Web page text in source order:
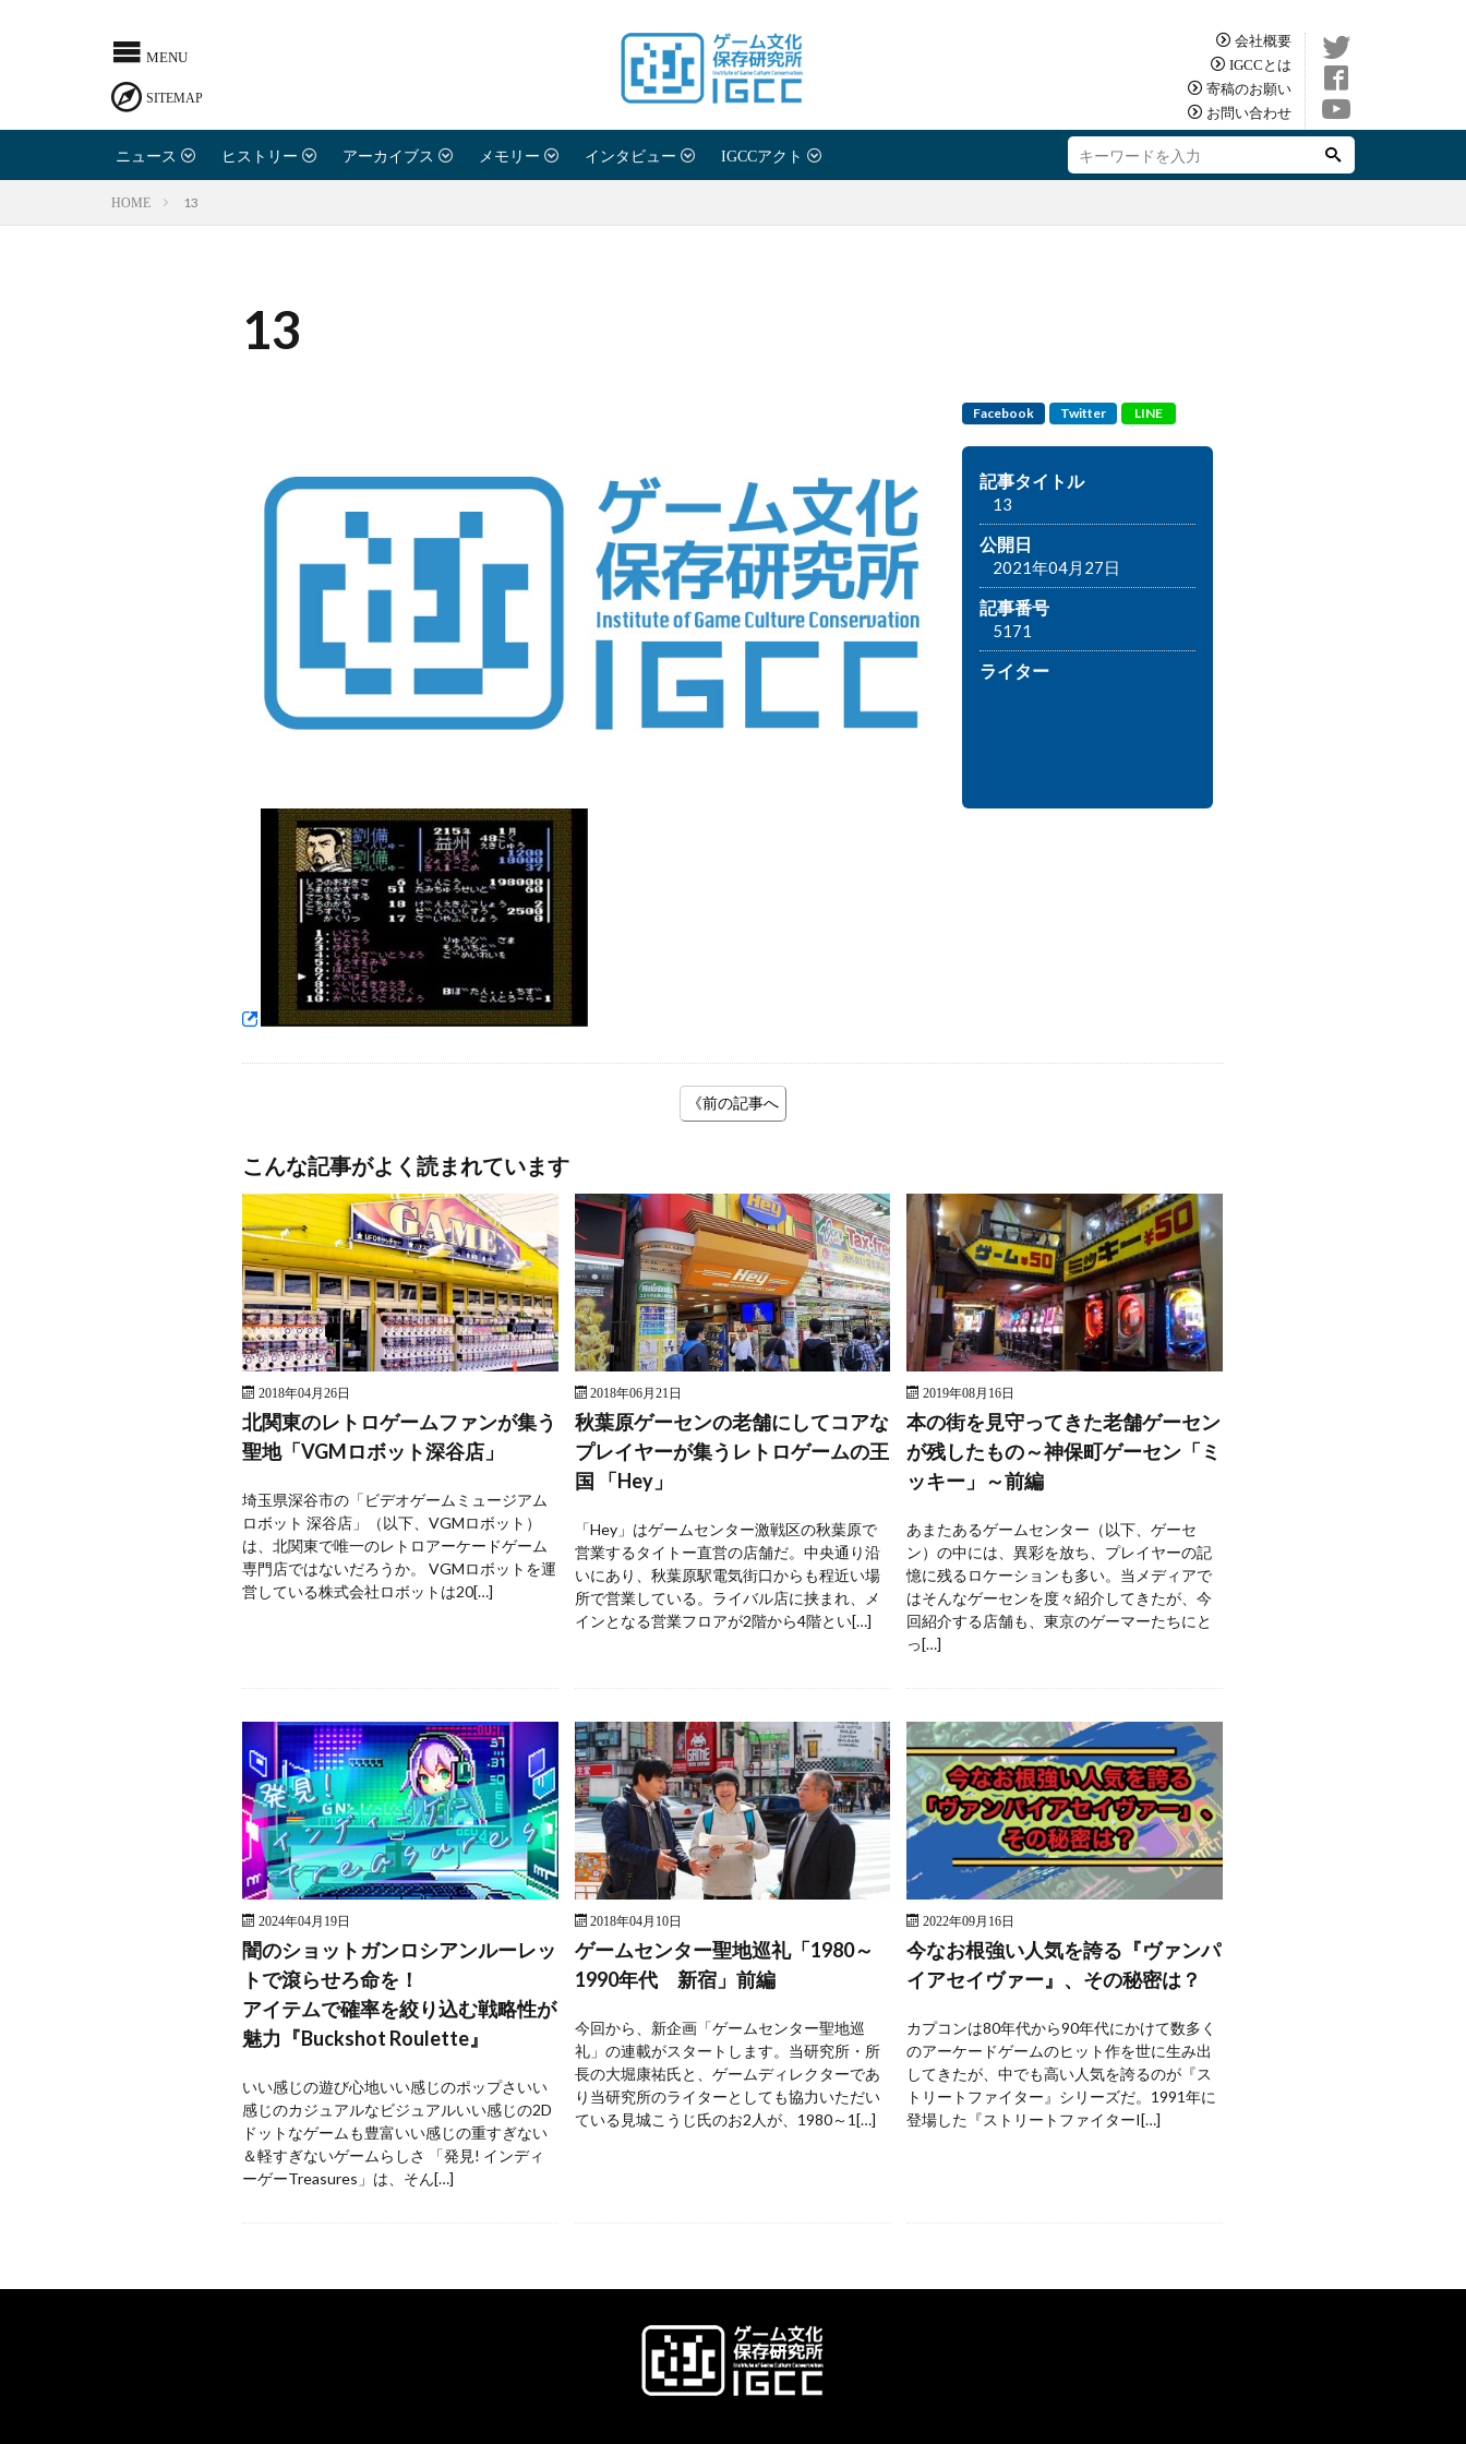
会社概要
IGCCとは
寄稿のお願い
お問い合わせ
ニュース ヒストリー アーカイブス メモリー インタビュー IGCCアクト
HOME 13
13
Facebook Twitter LINE
記事タイトル
13
公開日
2021年04月27日
記事番号
5171
ライター
《前の記事へ
こんな記事がよく読まれています
2018年04月26日
北関東のレトロゲームファンが集う
聖地「VGMロボット深谷店」
埼玉県深谷市の「ビデオゲームミュージアム
ロボット 深谷店」（以下、VGMロボット）
は、北関東で唯一のレトロアーケードゲーム
専門店ではないだろうか。 VGMロボットを運
営している株式会社ロボットは20[…]
2018年06月21日
秋葉原ゲーセンの老舗にしてコアな
プレイヤーが集うレトロゲームの王
国 「Hey」
「Hey」はゲームセンター激戦区の秋葉原で
営業するタイトー直営の店舗だ。中央通り沿
いにあり、秋葉原駅電気街口からも程近い場
所で営業している。ライバル店に挟まれ、メ
インとなる営業フロアが2階から4階とい[…]
2019年08月16日
本の街を見守ってきた老舗ゲーセン
が残したもの～神保町ゲーセン「ミ
ッキー」～前編
あまたあるゲームセンター（以下、ゲーセ
ン）の中には、異彩を放ち、プレイヤーの記
憶に残るロケーションも多い。当メディアで
はそんなゲーセンを度々紹介してきたが、今
回紹介する店舗も、東京のゲーマーたちにと
っ[…]
2024年04月19日
闇のショットガンロシアンルーレッ
トで滾らせろ命を！
アイテムで確率を絞り込む戦略性が
魅力『Buckshot Roulette』
いい感じの遊び心地いい感じのポップさいい
感じのカジュアルなビジュアルいい感じの2D
ドットなゲームも豊富いい感じの重すぎない
＆軽すぎないゲームらしさ 「発見! インディ
ーゲーTreasures」は、そん[…]
2018年04月10日
ゲームセンター聖地巡礼「1980～
1990年代 新宿」前編
今回から、新企画「ゲームセンター聖地巡
礼」の連載がスタートします。当研究所・所
長の大堀康祐氏と、ゲームディレクターであ
り当研究所のライターとしても協力いただい
ている見城こうじ氏のお2人が、1980～1[…]
2022年09月16日
今なお根強い人気を誇る『ヴァンパ
イアセイヴァー』、その秘密は？
カプコンは80年代から90年代にかけて数多く
のアーケードゲームのヒット作を世に生み出
してきたが、中でも高い人気を誇るのが『ス
トリートファイター』シリーズだ。1991年に
登場した『ストリートファイターI[…]